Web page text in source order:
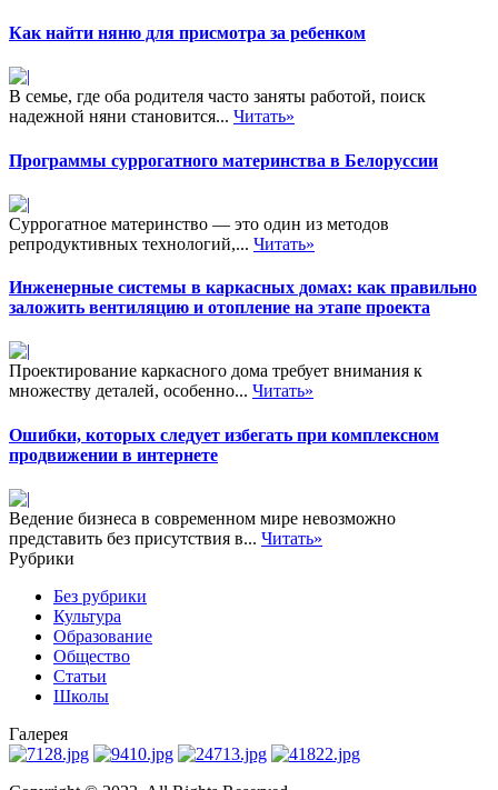
Как найти няню для присмотра за ребенком
В семье, где оба родителя часто заняты работой, поиск
надежной няни становится... Читать»
Программы суррогатного материнства в Белорусcии
Суррогатное материнство — это один из методов
репродуктивных технологий,... Читать»
Инженерные системы в каркасных домах: как правильно
заложить вентиляцию и отопление на этапе проекта
Проектирование каркасного дома требует внимания к
множеству деталей, особенно... Читать»
Ошибки, которых следует избегать при комплексном
продвижении в интернете
Ведение бизнеса в современном мире невозможно
представить без присутствия в... Читать»
Рубрики
Без рубрики
Культура
Образование
Общество
Статьи
Школы
Галерея